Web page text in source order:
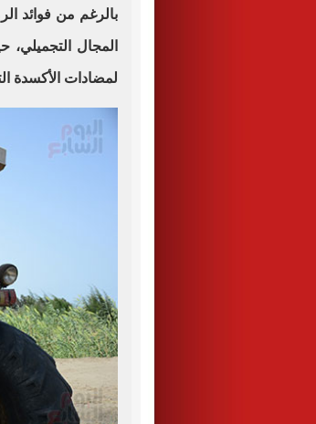
بالرغم من فوائد
المجال
لمضادات الأكسدة